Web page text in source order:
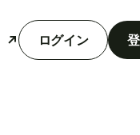
ログイン